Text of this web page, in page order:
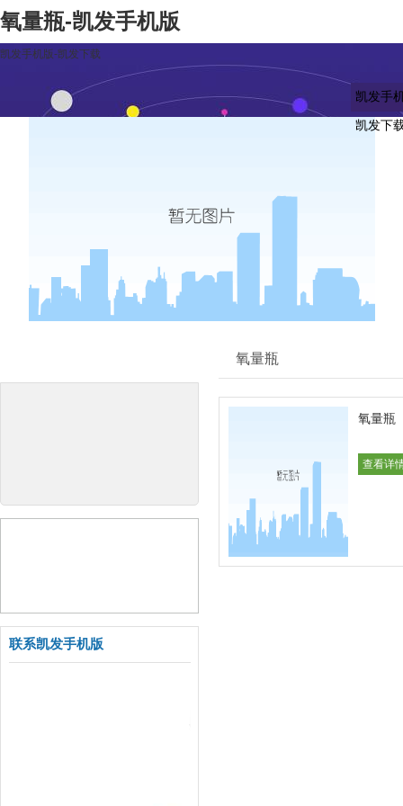
氧量瓶-凯发手机版
凯发手机版-凯发下载
凯发手
凯发下
联系凯发手机版
氧量瓶
氧量瓶
查看详